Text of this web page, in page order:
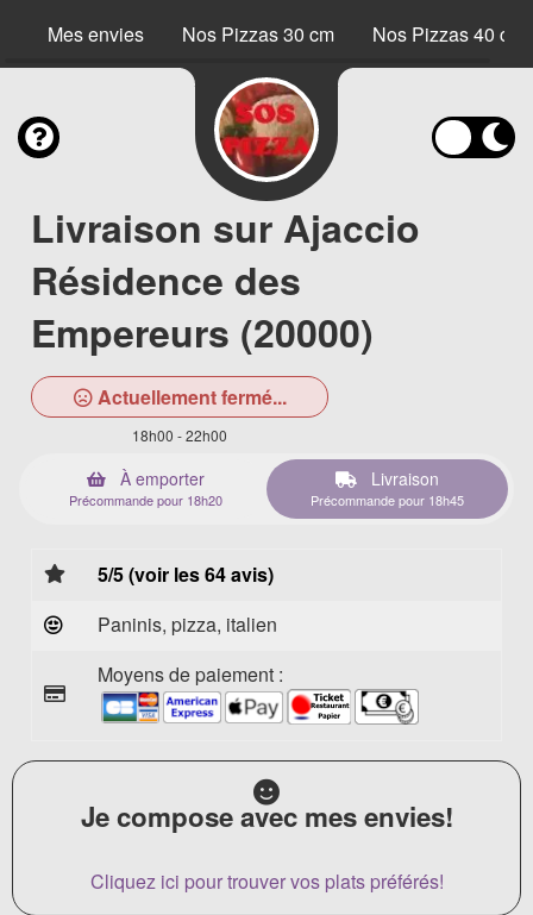
Mes envies Nos Pizzas 30 cm Nos Pizzas 40 cm
Livraison sur Ajaccio
Résidence des
Empereurs (20000)
Actuellement fermé...
18h00 - 22h00
À emporter
Précommande pour 18h20
Livraison
Précommande pour 18h45
5/5 (voir les 64 avis)
Paninis, pizza, italien
Moyens de paiement :
Je compose avec mes envies!
Cliquez ici pour trouver vos plats préférés!